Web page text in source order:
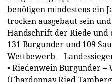
benötigen mindestens ein
trocken ausgebaut sein
Handschrift der Riede und
131 Burgunder und 109
Wettbewerb.
• Riedenwein Burgunder –
(Chardonnay Ried